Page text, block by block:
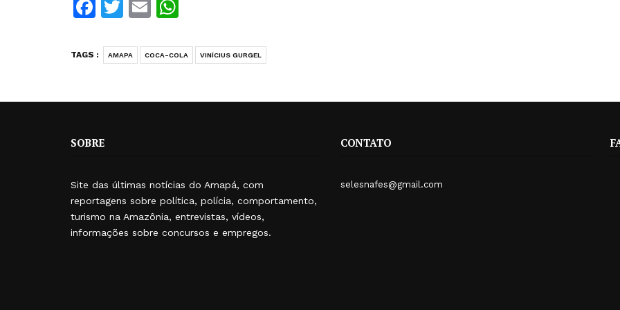
Facebook
Twitter
Email
TAGS : AMAPA COCA-COLA VINÍCIUS GURGEL
SOBRE
Site das últimas notícias do Amapá, com
reportagens sobre política, polícia, comportamento,
turismo na Amazônia, entrevistas, vídeos,
informações sobre concursos e empregos.
CONTATO
selesnafes@gmail.com